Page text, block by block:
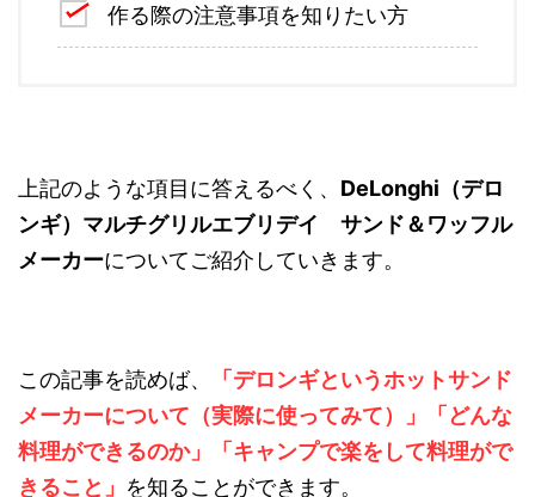
作る際の注意事項を知りたい方
上記のような項目に答えるべく、 DeLonghi（デロ
ンギ）マルチグリルエブリデイ サンド＆ワッフル
メーカーについてご紹介していきます。
この記事を読めば、
「デロンギというホットサンド
メーカーについて（実際に使ってみて）
」「どんな
料理ができるのか」「キャンプで楽をして料理がで
きること」 を知ることができます。